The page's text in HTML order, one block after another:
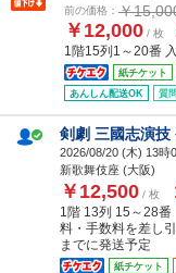
前の価格： ￥
￥12,000 / 枚
1階15列1～20番
紙チケット
あんしん配送OK
質
剣劇 三國志演技
2026/08/20 (木) 13時
新歌舞伎座 (大阪)
￥12,500 / 枚
1階 13列 15～28
料・手数料を差し
までに発送予定
紙チケット